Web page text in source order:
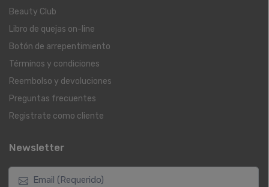
Beauty Club
Libro de quejas on-line
Botón de arrepentimiento
Términos y condiciones
Reembolso y devoluciones
Preguntas frecuentes
Registrate como cliente
Newsletter